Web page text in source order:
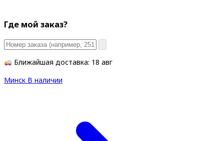
Где мой заказ?
Ближайшая доставка: 18 авг
Минск В наличии